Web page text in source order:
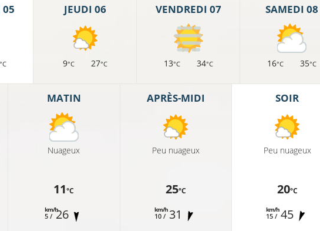
05 JEUDI 06
9°C 27°C
VENDREDI 07
13°C 34°C
SAMEDI 08
16°C 35°C
MATIN
Nuageux
11°C
5 /
km/h26
APRÈS-MIDI
Peu nuageux
25°C
10 /
km/h 31
SOIR
Peu nuageux
20°C
15 /
km/h45
17°C